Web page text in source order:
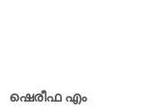
ഷെരീഫ എം